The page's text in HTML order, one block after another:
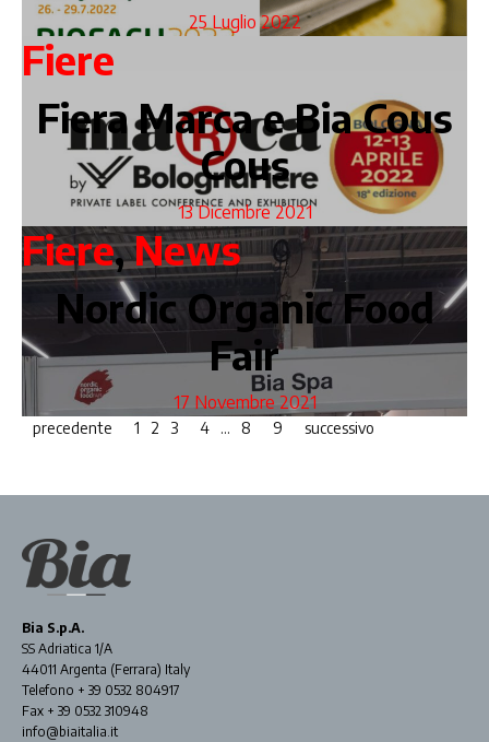
25 Luglio 2022
Fiere
Fiera Marca e Bia Cous
Cous
13 Dicembre 2021
Fiere,News
Nordic Organic Food
Fair
17 Novembre 2021
precedente 1 2 3 4 … 8 9 successivo
Bia S.p.A.
SS Adriatica 1/A
44011 Argenta (Ferrara) Italy
Telefono + 39 0532 804917
Fax + 39 0532 310948
info@biaitalia.it